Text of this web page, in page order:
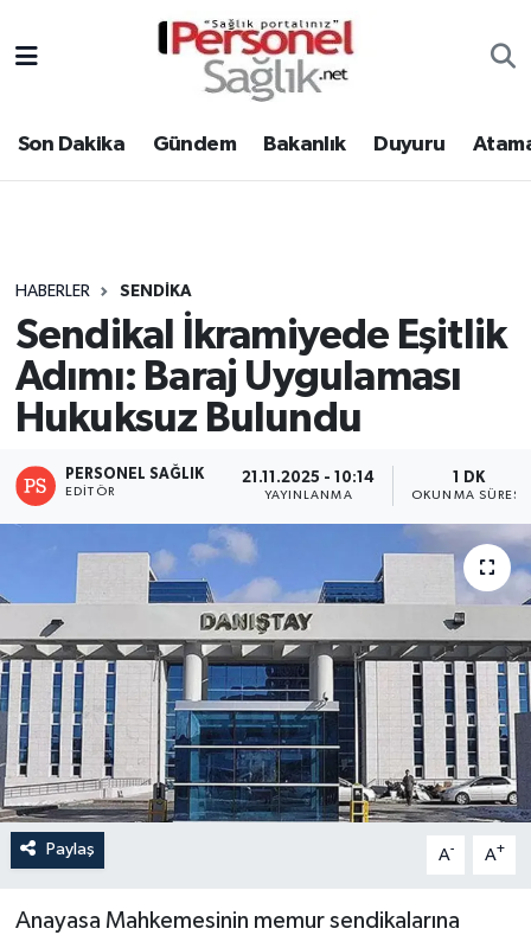
Son Dakika Gündem Bakanlık Duyuru
HABERLER SENDIKA
Sendikal İkramiyede Eşitlik
Adımı: Baraj Uygulaması
Hukuksuz Bulundu
PERSONEL SAĞLIK
EDITÖR
21.11.2025 - 10:14
YAYINLANMA
1 DK
OKUNMA SÜRESI
Paylaş A- A+
Anayasa Mahkemesinin memur sendikalarına
Gündem
Atamalar
Mevzuat
Nöbetçi Eczaneler
Hava Durumu
Tüm Manşetler
Son Dakika Haberleri